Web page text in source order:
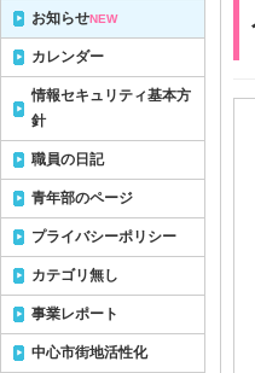
お知らせNEW
カレンダー
情報セキュリティ基本方
針
職員の日記
青年部のページ
プライバシーポリシー
カテゴリ無し
事業レポート
中心市街地活性化